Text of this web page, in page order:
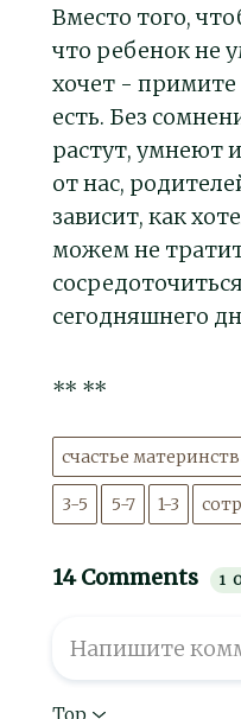
Вместо того,
что ребенок не
хочет - примите
есть. Без
растут, умнеют
от нас,
зависит, как
можем не
сегодняшнего
** **
счастье
3-5 5-7 1-3